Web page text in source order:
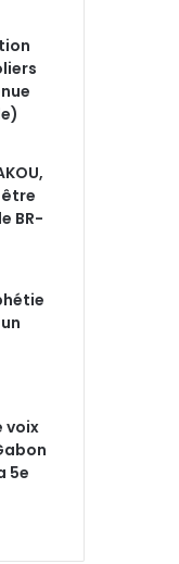
être
BR-
voix
5e